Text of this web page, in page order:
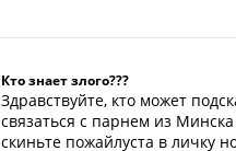
Кто знает злого???
Здравствуйте, кто может
связаться с парнем из
скиньте пожайлуста в личку